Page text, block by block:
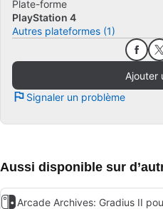
Plate-forme
PlayStation 4
Autres plateformes (1)
Ajouter
Signaler un problème
Aussi disponible sur
Arcade Archives: Gradius II